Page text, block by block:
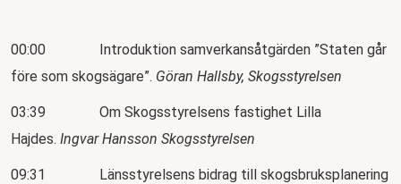
00:00 Introduktion samverkansåtgärden ”Staten går
före som skogsägare”. Göran Hallsby, Skogsstyrelsen
03:39 Om Skogsstyrelsens fastighet Lilla
Hajdes. Ingvar Hansson Skogsstyrelsen
09:31 Länsstyrelsens bidrag till skogsbruksplanering